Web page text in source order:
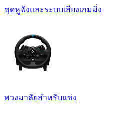
ชุดหูฟังและระบบเสียงเกมมิ่ง
พวงมาลัยสำหรับแข่ง